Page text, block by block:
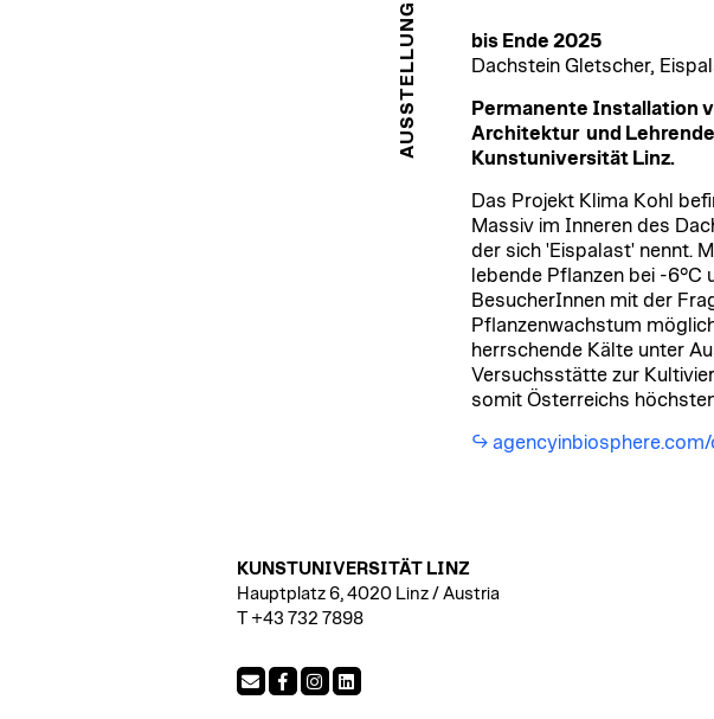
AUSSTELLUNG
bis Ende 2025
Dachstein Gletscher,
Permanente Installation
Architektur und
Kunstuniversität Linz.
Das Projekt Klima Kohl
Massiv im Inneren des
der sich 'Eispalast' nennt.
lebende Pflanzen bei -6°C
BesucherInnen mit der
Pflanzenwachstum
herrschende Kälte unter
Versuchsstätte zur
somit Österreichs
KUNSTUNIVERSITÄT LINZ
Hauptplatz 6, 4020 Linz / Austria
T +43 732 7898